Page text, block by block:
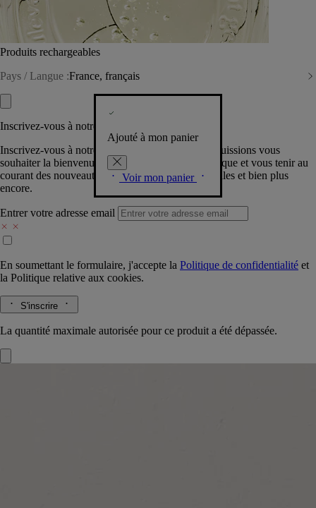
Produits rechargeables
Pays / Langue :France, français
Ajouté à mon panier
Voir mon panier
Inscrivez-vous à notre Newsletter
Inscrivez-vous à notre newsletter pour que nous puissions vous
souhaiter la bienvenue dans la communauté Diptyque et vous tenir au
courant des nouveautés, événements, offres spéciales et bien plus
encore.
Entrer votre adresse email
En soumettant le formulaire, j'accepte la Politique de confidentialité et
la Politique relative aux cookies.
S'inscrire
La quantité maximale autorisée pour ce produit a été dépassée.